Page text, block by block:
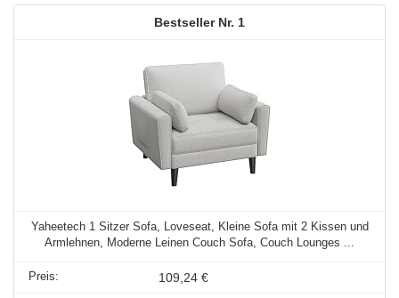
1
Yaheetech 1 Sitzer Sofa, Loveseat, Kleine Sofa mit 2 Kissen und
Armlehnen, Moderne Leinen Couch Sofa, Couch Lounges ...
109,24 €